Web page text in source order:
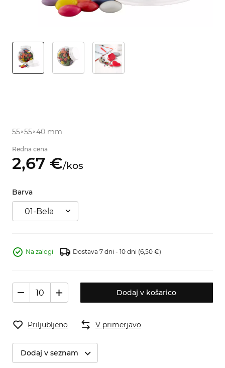
55×55×40 mm
Redna cena
2,67 €/kos
Barva
01-Bela
Na zalogi Dostava 7 dni - 10 dni (6,50 €)
Dodaj v košarico
Priljubljeno V primerjavo
Dodaj v seznam